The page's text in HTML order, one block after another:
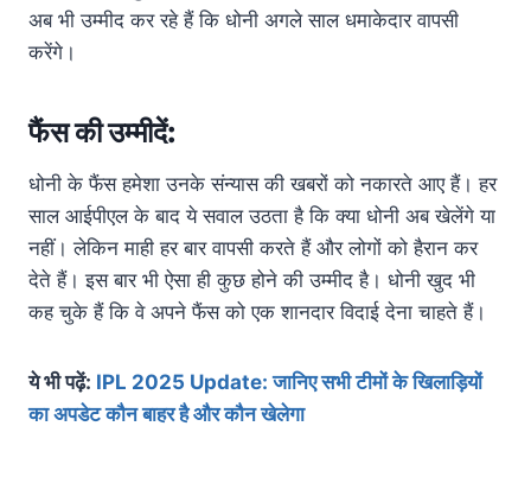
अब भी उम्मीद कर रहे हैं कि धोनी अगले साल धमाकेदार वापसी
करेंगे।
फैंस की उम्मीदें:
धोनी के फैंस हमेशा उनके संन्यास की खबरों को नकारते आए हैं। हर
साल आईपीएल के बाद ये सवाल उठता है कि क्या धोनी अब खेलेंगे या
नहीं। लेकिन माही हर बार वापसी करते हैं और लोगों को हैरान कर
देते हैं। इस बार भी ऐसा ही कुछ होने की उम्मीद है। धोनी खुद भी
कह चुके हैं कि वे अपने फैंस को एक शानदार विदाई देना चाहते हैं।
ये भी पढ़ें: IPL 2025 Update: जानिए सभी टीमों के खिलाड़ियों
का अपडेट कौन बाहर है और कौन खेलेगा